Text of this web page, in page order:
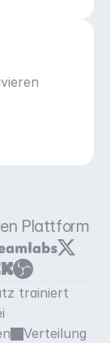
Plattform
trainiert
Verteilung